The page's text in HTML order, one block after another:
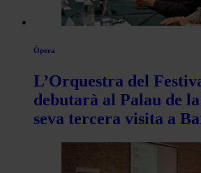
Òpera
L’Orquestra del
debutarà al Palau de
seva tercera visita a